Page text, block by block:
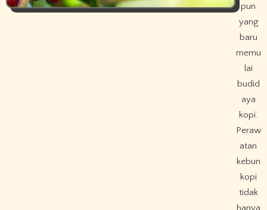
pun
yang
baru
memu
lai
budid
aya
kopi.
Peraw
atan
kebun
kopi
tidak
hanya